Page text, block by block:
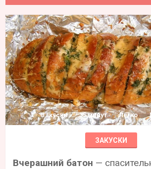
Закуски 35 минут Легко
ЗАКУСКИ
Вчерашний батон —